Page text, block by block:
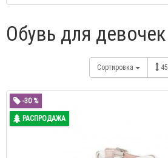
Обувь для девочек
Сортировка 45
-30 %
РАСПРОДАЖА